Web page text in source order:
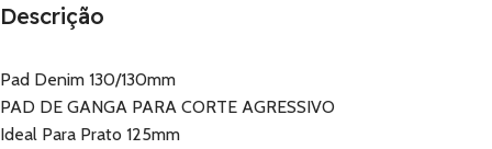
Descrição
Pad Denim 130/130mm
PAD DE GANGA PARA CORTE AGRESSIVO
Ideal Para Prato 125mm